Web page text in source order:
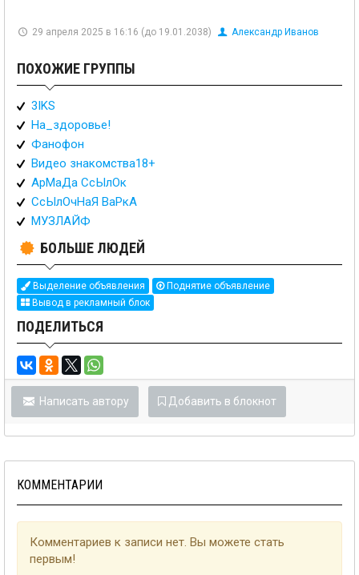
29 апреля 2025 в 16:16 (до 19.01.2038) Александр Иванов
ПОХОЖИЕ ГРУППЫ
3IKS
На_здоровье!
Фанофон
Видео знакомства18+
АрМаДа СсЫлОк
СсЫлОчНаЯ ВаРкА
МУЗЛАЙФ
БОЛЬШЕ ЛЮДЕЙ
Выделение объявления
Поднятие объявление
Вывод в рекламный блок
ПОДЕЛИТЬСЯ
Написать автору Добавить в блокнот
КОММЕНТАРИИ
Комментариев к записи нет. Вы можете стать
первым!